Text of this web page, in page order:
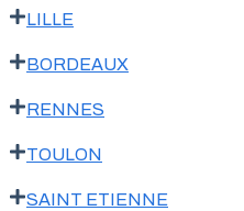
LILLE
BORDEAUX
RENNES
TOULON
SAINT ETIENNE